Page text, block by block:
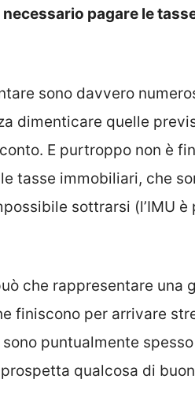
pagare le
sono davvero
dimenticare quelle
E purtroppo non è
tasse immobiliari, che
sottrarsi (l’IMU è
che rappresentare una
finiscono per arrivare
puntualmente
qualcosa di